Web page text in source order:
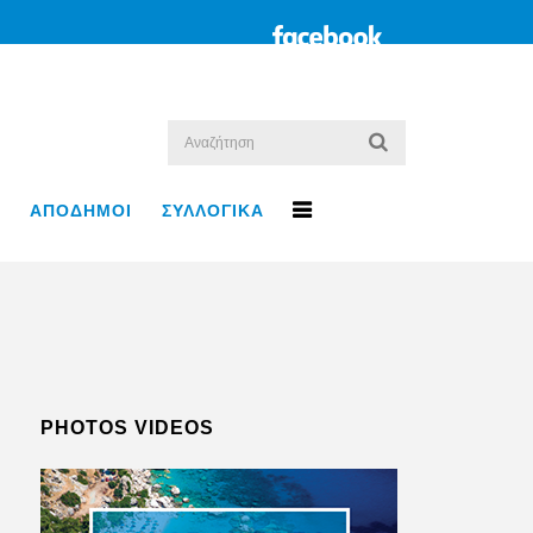
ΑΠΟΔΗΜΟΙ ΣΥΛΛΟΓΙΚΑ
PHOTOS VIDEOS